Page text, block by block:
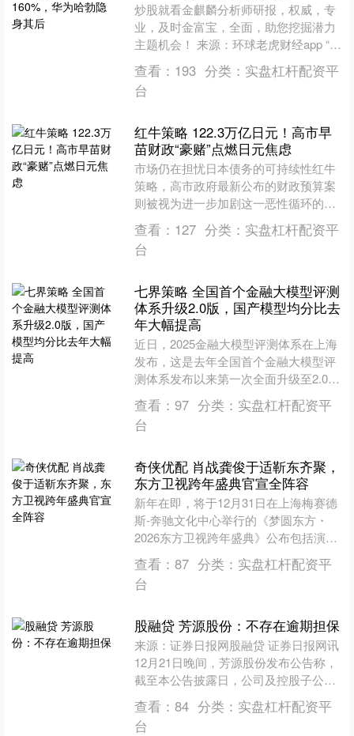
炒股就看金麒麟分析师研报，权威，专
业，及时金富宝，全面，助您挖掘潜力
主题机会！ 来源：环球老虎财经app “半
导体探针卡第一股”强一股份登陆资本市
场，上市首日盘....
查看： 193 分类： 实盘杠杆配资平
台
红牛策略 122.3万亿日元！高市早
苗财政“豪赌”点燃日元焦虑
市场仍在担忧日本债务的可持续性红牛
策略，高市政府最新公布的财政预算案
则被视为进一步加剧这一恶性循环的重
要因素。 就在市场为日元跌势忧心忡忡
之际，日本首相高市早苗....
查看： 127 分类： 实盘杠杆配资平
台
七界策略 全国首个金融大模型评测
体系升级2.0版，国产模型均分比去
年大幅提高
近日，2025金融大模型评测体系在上海
发布，这是去年全国首个金融大模型评
测体系发布以来第一次全面升级至2.0
版，主要聚焦在标准引领、数据驱动、
安全可信与生态共建....
查看： 97 分类： 实盘杠杆配资平
台
奇侠优配 肖战龚俊于适靳东齐聚，
东方卫视跨年盛典官宣全阵容
新年在即，将于12月31日在上海梅赛德
斯-奔驰文化中心举行的《梦圆东方・
2026东方卫视跨年盛典》公布包括演员
肖战、龚俊、于适、靳东等在内的全嘉
宾阵容。本届盛典....
查看： 87 分类： 实盘杠杆配资平
台
股融贷 芳源股份：不存在逾期担保
来源：证券日报网股融贷 证券日报网讯
12月21日晚间，芳源股份发布公告称，
截至本公告披露日，公司及控股子公司
尚在有效期内的对外担保额度为人民币
250000万元，....
查看： 84 分类： 实盘杠杆配资平
台